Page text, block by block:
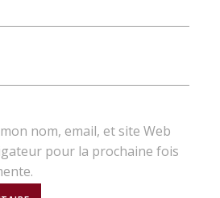
nom, email, et site Web
pour la prochaine fois